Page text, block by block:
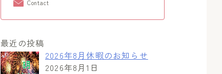
Contact
最近の投稿
2026年8月休暇のお知らせ
2026年8月1日